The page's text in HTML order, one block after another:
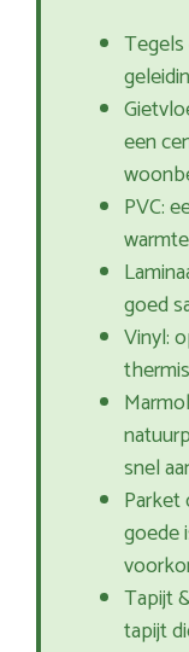
een
PVC:
goed
Vinyl:
snel
Parket
goede
Tapijt
tapijt